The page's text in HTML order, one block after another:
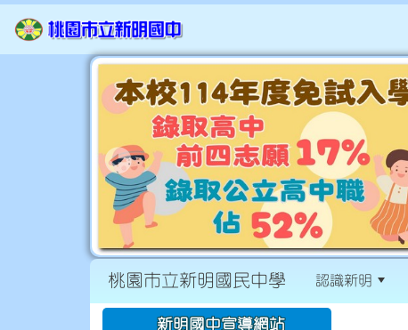
桃園市立新明國民中學 認識新明
:::
新明國中宣導網站